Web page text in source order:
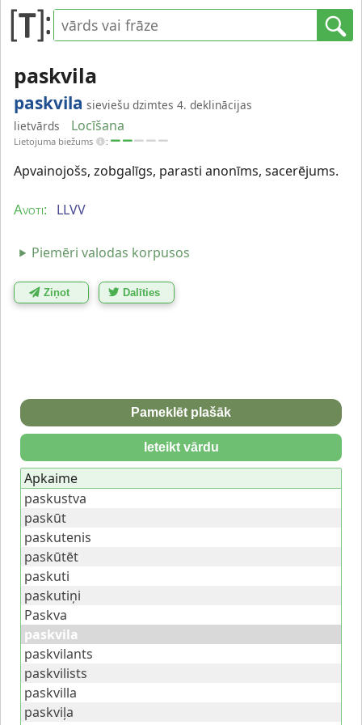
paskvila
paskvila sieviešu dzimtes 4. deklinācijas
lietvārds
Locīšana
Lietojuma biežums :
Apvainojošs, zobgalīgs, parasti anonīms, sacerējums.
Avoti: LLVV
Piemēri valodas korpusos
Ziņot Dalīties
Pameklēt plašāk
Ieteikt vārdu
Apkaime
paskustva
paskūt
paskutenis
paskūtēt
paskuti
paskutiņi
Paskva
paskvila
paskvilants
paskvilists
paskvilla
paskviļa